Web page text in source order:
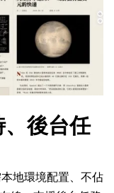
、後台任
地環境配置、不佔